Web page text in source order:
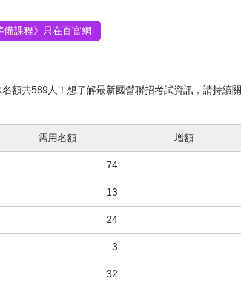
備課程》只在百官網
額共589人！想了解最新國營聯招考試資訊，請持續關
需用名額 增額
74
13
24
3
32